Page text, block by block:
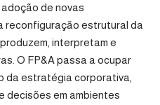
de novas
reconfiguração estrutural da
interpretam e
O FP&A passa a ocupar
da estratégia corporativa,
decisões em ambientes